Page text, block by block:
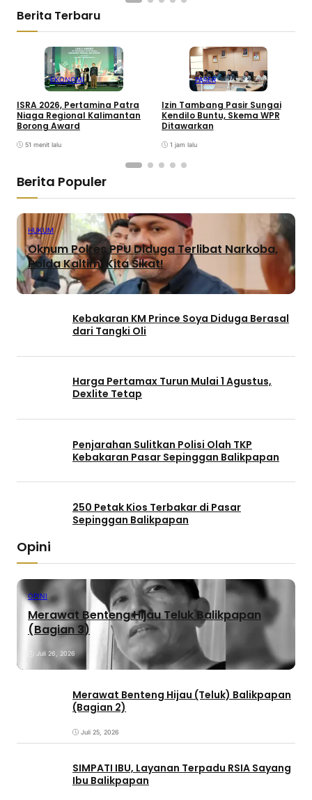
Berita Terbaru
EKONOMI
ISRA 2026, Pertamina Patra
Niaga Regional Kalimantan
Borong Award
51 menit lalu
PASER
Izin Tambang Pasir Sungai
Kendilo Buntu, Skema WPR
Ditawarkan
1 jam lalu
Berita Populer
HUKUM
Oknum Polres PPU Diduga Terlibat Narkoba,
Polda Kaltim: Kita Sikat!
Kebakaran KM Prince Soya Diduga Berasal
dari Tangki Oli
Harga Pertamax Turun Mulai 1 Agustus,
Dexlite Tetap
Penjarahan Sulitkan Polisi Olah TKP
Kebakaran Pasar Sepinggan Balikpapan
250 Petak Kios Terbakar di Pasar
Sepinggan Balikpapan
Opini
OPINI
Merawat Benteng Hijau Teluk Balikpapan
(Bagian 3)
Juli 26, 2026
Merawat Benteng Hijau (Teluk) Balikpapan
(Bagian 2)
Juli 25, 2026
SIMPATI IBU, Layanan Terpadu RSIA Sayang
Ibu Balikpapan